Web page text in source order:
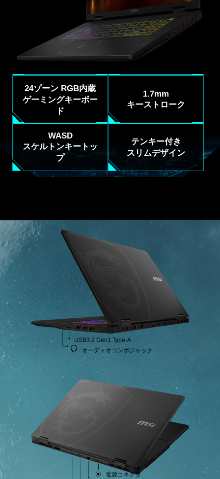
24ゾーン RGB内蔵
ゲーミングキーボー
ド
1.7mm
キーストローク
WASD
スケルトンキートッ
プ
テンキー付き
スリムデザイン
USB3.2 Gen1 Type-A
オーディオコンボジャック
電源コネクタ